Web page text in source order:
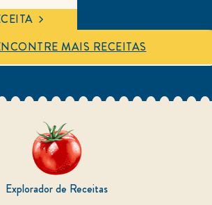
deste
X-
4.7
5
MAIS RECEITAS
Explorador de Receitas